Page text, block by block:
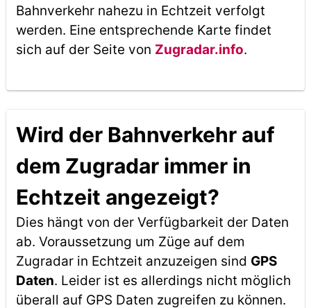
Bahnverkehr nahezu in Echtzeit verfolgt
werden. Eine entsprechende Karte findet
sich auf der Seite von Zugradar.info.
Wird der Bahnverkehr auf
dem Zugradar immer in
Echtzeit angezeigt?
Dies hängt von der Verfügbarkeit der Daten
ab. Voraussetzung um Züge auf dem
Zugradar in Echtzeit anzuzeigen sind GPS
Daten. Leider ist es allerdings nicht möglich
überall auf GPS Daten zugreifen zu können.